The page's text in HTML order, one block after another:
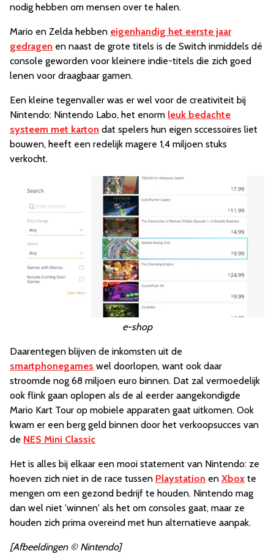
nodig hebben om mensen over te halen.
Mario en Zelda hebben eigenhandig het eerste jaar
gedragen en naast de grote titels is de Switch inmiddels dé
console geworden voor kleinere indie-titels die zich goed
lenen voor draagbaar gamen.
Een kleine tegenvaller was er wel voor de creativiteit bij
Nintendo: Nintendo Labo, het enorm leuk bedachte
systeem met karton dat spelers hun eigen sccessoires liet
bouwen, heeft een redelijk magere 1,4 miljoen stuks
verkocht.
e-shop
Daarentegen blijven de inkomsten uit de
smartphonegames wel doorlopen, want ook daar
stroomde nog 68 miljoen euro binnen. Dat zal vermoedelijk
ook flink gaan oplopen als de al eerder aangekondigde
Mario Kart Tour op mobiele apparaten gaat uitkomen. Ook
kwam er een berg geld binnen door het verkoopsucces van
de NES Mini Classic
Het is alles bij elkaar een mooi statement van Nintendo: ze
hoeven zich niet in de race tussen Playstation en Xbox te
mengen om een gezond bedrijf te houden. Nintendo mag
dan wel niet 'winnen' als het om consoles gaat, maar ze
houden zich prima overeind met hun alternatieve aanpak.
[Afbeeldingen © Nintendo]